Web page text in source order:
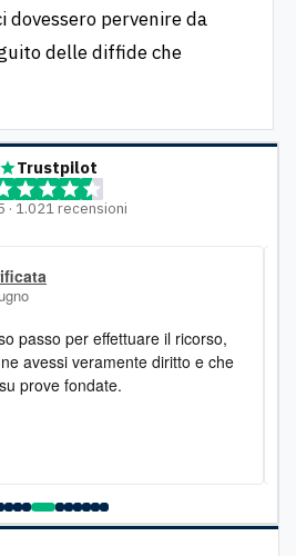
dovessero pervenire da
delle diffide che
Trustpilot
· 1.021 recensioni
passo per effettuare il ricorso,
avessi veramente diritto e che
prove fondate.